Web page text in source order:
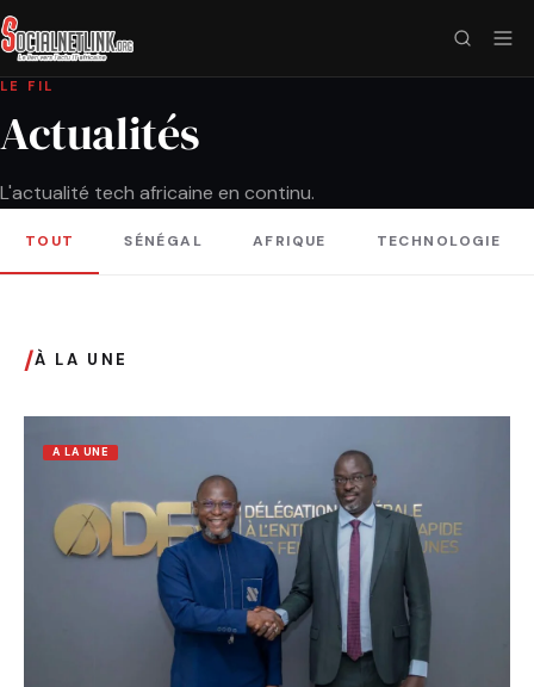
LE FIL
Actualités
L'actualité tech africaine en continu.
TOUT SÉNÉGAL AFRIQUE TECHNOLOGIE
/À LA UNE
A LA UNE